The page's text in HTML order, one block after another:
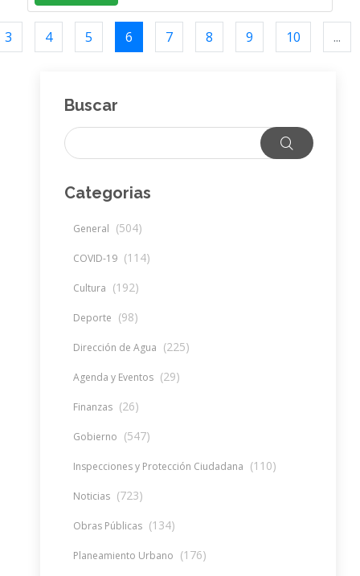
3 4 5 6 7 8 9 10 ...
Buscar
Categorias
General (504)
COVID-19 (114)
Cultura (192)
Deporte (98)
Dirección de Agua (225)
Agenda y Eventos (29)
Finanzas (26)
Gobierno (547)
Inspecciones y Protección Ciudadana (110)
Noticias (723)
Obras Públicas (134)
Planeamiento Urbano (176)